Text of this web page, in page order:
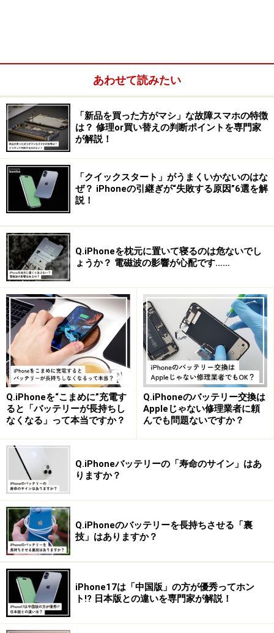
NTTドコモが取り扱う新機種
注目の4G対応スマホ2機種
そんななか、今回のラインナップで注目といえるスマホ
が、ソニーの「Xperia Ace II」とFCNT（旧・富士通）の
「arrows Be4 Plus」だ。
他のモデルは5G対応となっているなか、この2機種は4G
のみの対応。価格は2万2000円程度ととにかく安い。現
在、総務省の意向もあって、端末販売時の割引額に上限
2万円という規制が存在する。この2機種は、割引上限を
最大限、適用させることで、ゼロ円に近い値段でバラ撒
ける価格帯となっているのだ。
ドコモの4Gラインナップ
ガラケーが使えなくなるわけではない
NTTドコモは2026年3月末で3Gサービスを終了させる。
世間的には「3Gサービスが終わるとガラケーが使えなく
なる」という間違った認識が広がっているが、実際のと
ころ、4Gサービスでつながるガラケーが存在するため、
3Gサービスが終了になっても、4Gサービスでつながるガ
ラケーに乗り換えれば、今後、しばらく折りたたみのガ
ラケーは利用可能なのだ。
あわせて読みたい
「新品を買った方がマシ」な故障スマホの特徴
は？ 修理or買い替えの判断ポイントを専門家
が解説！
「クイックスタート」がうまくいかないのはな
ぜ？ iPhoneの引継ぎが“失敗する原因”6選を解
説！
Q.iPhoneを枕元に置いて寝るのは危ないでし
ょうか？ 電磁波の影響が心配です……
Q.iPhoneを“こまめに”充電す
ると「バッテリーが長持ちし
なくなる」って本当ですか？
Q.iPhoneのバッテリー交換は
Appleじゃない修理業者に頼
んでも問題ないですか？
Q.iPhoneバッテリーの「寿命のサイン」はあ
りますか？
Q.iPhoneのバッテリーを長持ちさせる「裏
技」はありますか？
iPhone17は「中国版」の方が優秀ってホン
ト!? 日本版との違いを専門家が解説！